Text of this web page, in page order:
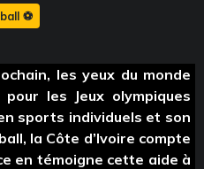
⚽️
les yeux du monde
les Jeux olympiques
sports individuels et son
la Côte d’Ivoire compte
en témoigne cette aide à